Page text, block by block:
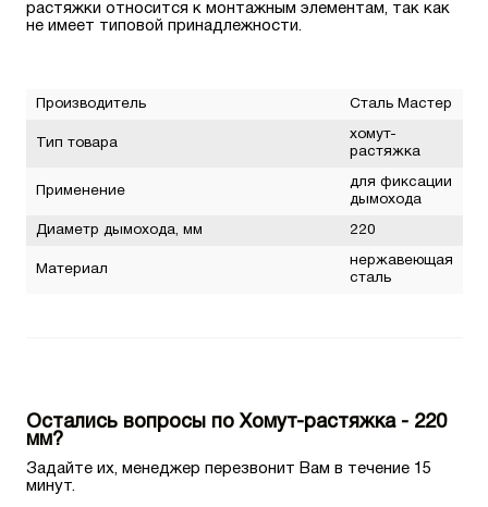
растяжки относится к монтажным элементам, так как
не имеет типовой принадлежности.
Производитель Сталь Мастер
Тип товара
хомут-
растяжка
Применение
для фиксации
дымохода
Диаметр дымохода, мм 220
Материал
нержавеющая
сталь
Остались вопросы по Хомут-растяжка - 220
мм?
Задайте их, менеджер перезвонит Вам в течение 15
минут.